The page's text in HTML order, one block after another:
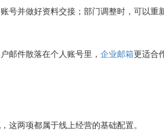
号并做好资料交接；部门调整时，可以重
邮件散落在个人账号里， 企业邮箱更适合
这两项都属于线上经营的基础配置。